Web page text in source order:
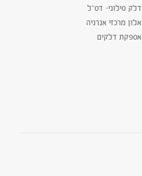
דלק סילוני- דס"ל
אלון מרכזי אנרגיה
אספקת דלקים